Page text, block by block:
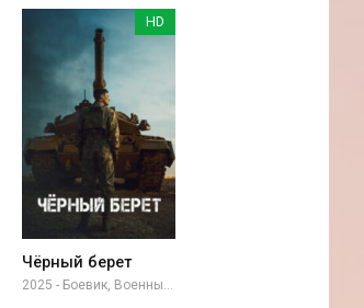
HD
Чёрный берет
2025 - Боевик, Военный, Драма